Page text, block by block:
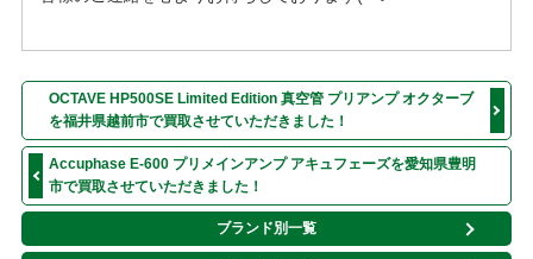
OCTAVE HP500SE Limited Edition 真空管 プリアンプ オクターブ
を福井県越前市で買取させていただきました！
Accuphase E-600 プリメインアンプ アキュフェーズを愛知県豊明
市で買取させていただきました！
ブランド別一覧